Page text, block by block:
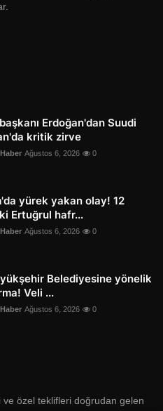
Erdoğan'dan Suudi
kritik zirve
Ağustos 6, 2026 0
yürek yakan olay! 12
Ertuğrul hafr...
Ağustos 6, 2026 0
Belediyesine yönelik
Veli ...
Ağustos 6, 2026 0
özel teklifleri doğrudan gelen